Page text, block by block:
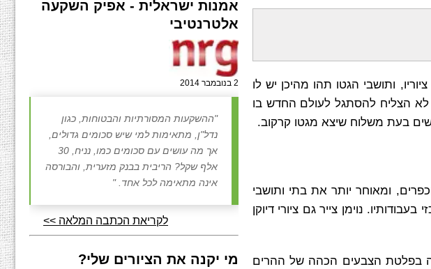
ותושבי הגטו תהו מהיכן יש לו
לא הצליח להסתגל לעולם החדש בו
ומאוחר יותר את בתי ותושבי
נוימן צייר גם ציורי דיוקן
בפלטת הצבעים הכהה של ההרים
אמנות ישראלית - אפיק השקעה
אלטרנטיבי
2 בנובמבר 2014
"ההשקעות המסורתיות והבטוחות, כגון
נדל"ן, מתאימות למי שיש סכומים גדולים,
אך מה עושים עם סכומים כמו, נניח, 30
אלף שקל? הריבית בבנק מזערית, והבורסה
אינה מתאימה לכל אחד. "
לקריאת הכתבה המלאה >>
מי יקנה את הציורים שלי?